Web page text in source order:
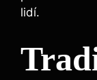
lidí.